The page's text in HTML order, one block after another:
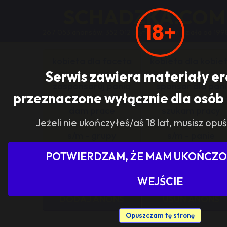
18+
Serwis zawiera materiały
przeznaczone wyłącznie dla
Jeżeli nie ukończyłeś/aś 18 lat, musisz
POTWIERDZAM, ŻE MAM
WEJŚCIE
Opuszczam tę stronę
SCHADZKA.COM
267 053 anonsów, 352 012 użytkowników, działa od
sponsor dla pani
Pokaż tylko ogłoszenia z
DODAJ ANONS USUŃ ANONS